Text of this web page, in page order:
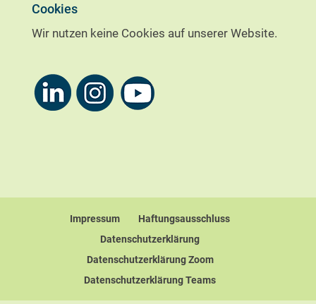
Cookies
Wir nutzen keine Cookies auf unserer Website.
Impressum
Haftungsausschluss
Datenschutzerklärung
Datenschutzerklärung Zoom
Datenschutzerklärung Teams